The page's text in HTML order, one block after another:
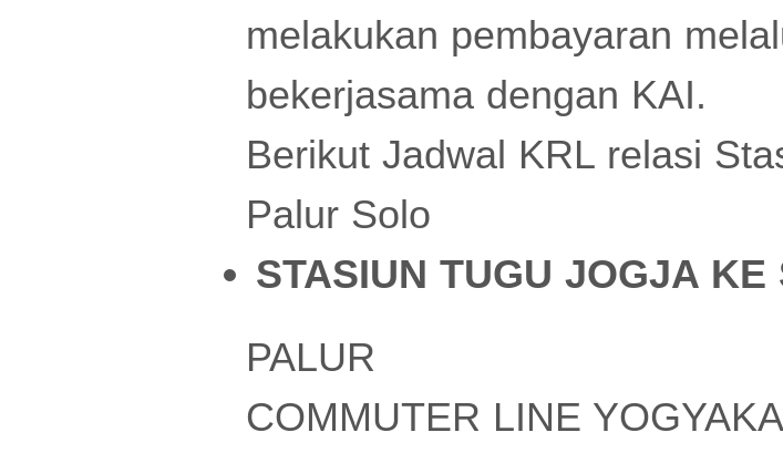
melakukan pembayaran
bekerjasama dengan KAI.
Berikut Jadwal KRL relasi
Palur Solo
STASIUN TUGU JOGJA
PALUR
COMMUTER LINE